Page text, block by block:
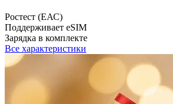
Ростест (ЕАС)
Поддерживает eSIM
Зарядка в комплекте
Все характеристики